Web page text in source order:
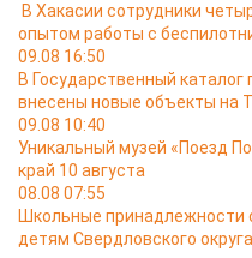
В Хакасии сотрудники
опытом работы с
09.08 16:50
В Государственный каталог
внесены новые объекты на
09.08 10:40
Уникальный музей «Поезд
край 10 августа
08.08 07:55
Школьные принадлежности
детям Свердловского